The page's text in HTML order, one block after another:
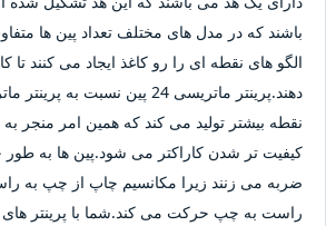
باشند که در مدل های مختلف تعداد پین ها
الگو های نقطه ای را رو کاغذ ایجاد می کنند تا
نقطه بیشتر تولید می کند که همین امر منجر
کیفیت تر شدن کاراکتر می شود.پین ها به طور
ضربه می زنند زیرا مکانسیم چاپ از چپ به
راست به چپ حرکت می کند.شما با پرینتر های